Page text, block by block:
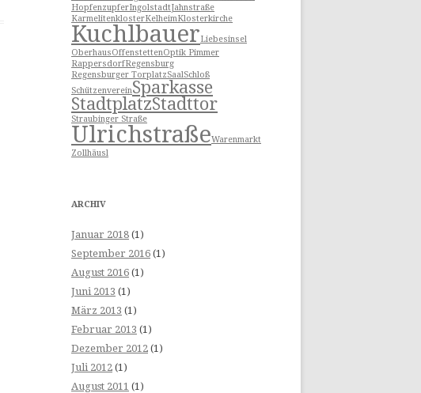
HopfenzupferIngolstadtJahnstraße
KarmelitenklosterKelheimKlosterkirche
KuchlbauerLiebesinsel
OberhausOffenstettenOptik Pimmer
RappersdorfRegensburg
Regensburger TorplatzSaalSchloß
SchützenvereinSparkasse
StadtplatzStadttor
Straubinger Straße
UlrichstraßeWarenmarkt
Zollhäusl
ARCHIV
Januar 2018 (1)
September 2016 (1)
August 2016 (1)
Juni 2013 (1)
März 2013 (1)
Februar 2013 (1)
Dezember 2012 (1)
Juli 2012 (1)
August 2011 (1)